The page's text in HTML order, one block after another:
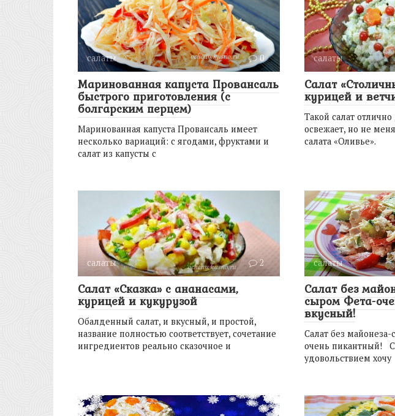
салаты 0
Маринованная капуста Провансаль
быстрого приготовления (с
болгарским перцем)
Маринованная капуста Провансаль имеет
несколько вариаций: с ягодами, фруктами и
салат из капусты с
салаты
Салат
курицей и
Такой салат
освежает, но не
салата «Оливье».
салаты 2
Салат «Сказка» с ананасами,
курицей и кукурузой
Обалденный салат, и вкусный, и простой,
название полностью соответствует, сочетание
ингредиентов реально сказочное и
салаты
Салат без
сыром Фета-
вкусный!
Салат без
очень пикантный!
удовольствием хочу